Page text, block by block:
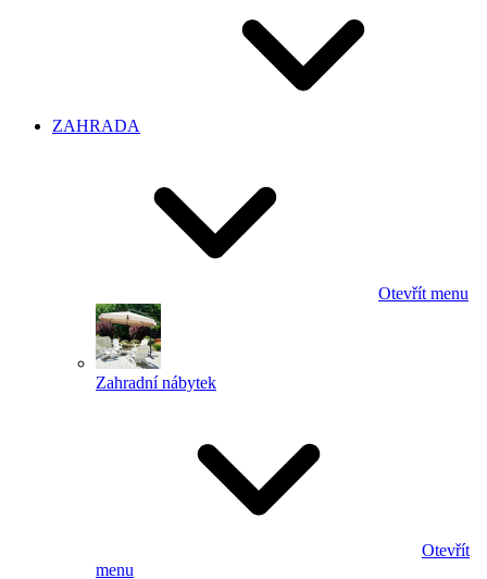
ZAHRADA
Otevřít menu
Zahradní nábytek
Otevřít
menu